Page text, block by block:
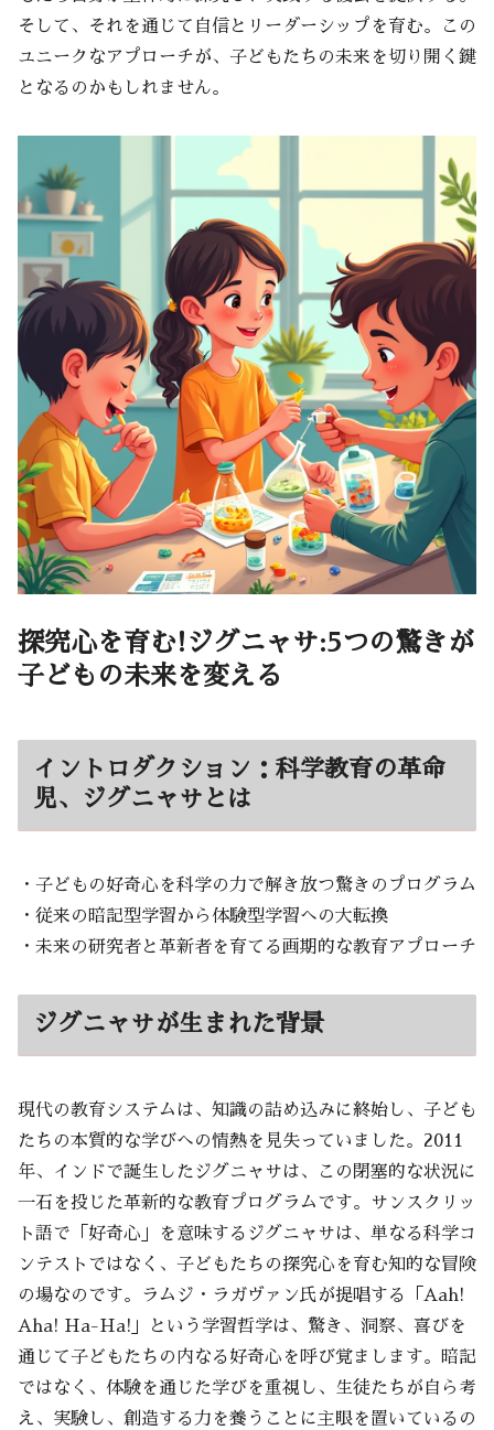
そして、それを通じて自信とリーダーシップを育む。この
ユニークなアプローチが、子どもたちの未来を切り開く鍵
となるのかもしれません。
探究心を育む!ジグニャサ:5つの驚きが
子どもの未来を変える
イントロダクション：科学教育の革命
児、ジグニャサとは
・子どもの好奇心を科学の力で解き放つ驚きのプログラム
・従来の暗記型学習から体験型学習への大転換
・未来の研究者と革新者を育てる画期的な教育アプローチ
ジグニャサが生まれた背景
現代の教育システムは、知識の詰め込みに終始し、子ども
たちの本質的な学びへの情熱を見失っていました。2011
年、インドで誕生したジグニャサは、この閉塞的な状況に
一石を投じた革新的な教育プログラムです。サンスクリッ
ト語で「好奇心」を意味するジグニャサは、単なる科学コ
ンテストではなく、子どもたちの探究心を育む知的な冒険
の場なのです。ラムジ・ラガヴァン氏が提唱する「Aah!
Aha! Ha-Ha!」という学習哲学は、驚き、洞察、喜びを
通じて子どもたちの内なる好奇心を呼び覚まします。暗記
ではなく、体験を通じた学びを重視し、生徒たちが自ら考
え、実験し、創造する力を養うことに主眼を置いているの